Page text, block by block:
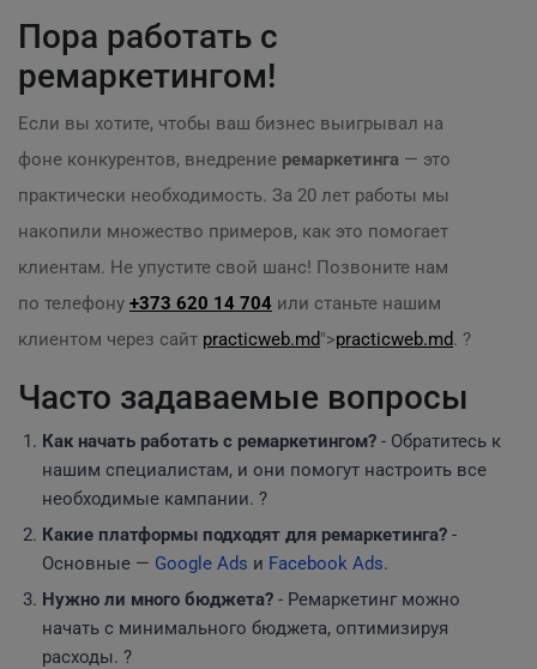
Пора работать с
ремаркетингом!
Если вы хотите, чтобы ваш бизнес выигрывал на
фоне конкурентов, внедрение ремаркетинга — это
практически необходимость. За 20 лет работы мы
накопили множество примеров, как это помогает
клиентам. Не упустите свой шанс! Позвоните нам
по телефону +373 620 14 704 или станьте нашим
клиентом через сайт practicweb.md">practicweb.md. ?
Часто задаваемые вопросы
Как начать работать с ремаркетингом? - Обратитесь к
нашим специалистам, и они помогут настроить все
необходимые кампании. ?
Какие платформы подходят для ремаркетинга? -
Основные — Google Ads и Facebook Ads.
Нужно ли много бюджета? - Ремаркетинг можно
начать с минимального бюджета, оптимизируя
расходы. ?